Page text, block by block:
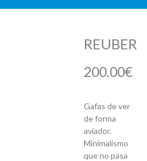
REUBER
200.00€
Gafas de ver
de forma
aviador.
Minimalismo
que no pasa